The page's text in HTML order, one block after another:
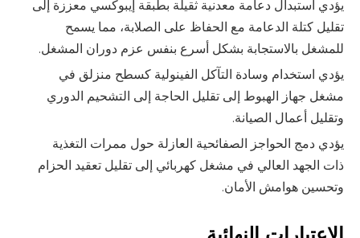
يؤدي استبدال دعامة معدنية ثقيلة بطبقة إيبوكسي معززة إلى
تقليل كتلة الدعامة مع الحفاظ على الصلابة، مما يسمح
للمشغل بالاستجابة بشكل أسرع بنفس عزم دوران المشغل.
يؤدي استخدام وسادة التآكل الفينولية كسطح منزلق في
مشغل جهاز الهبوط إلى تقليل الحاجة إلى التشحيم الدوري
وتقليل أعمال الصيانة.
يؤدي دمج الحواجز الصفائحية العازلة حول ممرات التغذية
ذات الجهد العالي في مشغل كهربائي إلى تقليل تعقيد الحزام
وتحسين هوامش الأمان.